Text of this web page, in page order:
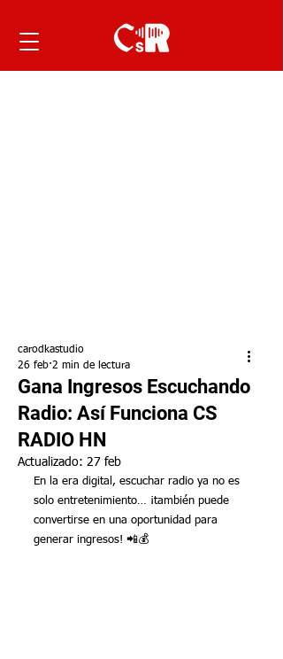
Gana Ingresos Escuchando
Radio: Así Funciona CS
RADIO HN
carodkastudio
26 feb 2 min de lectura
Actualizado: 27 feb
En la era digital, escuchar radio ya no es
solo entretenimiento… ¡también puede
convertirse en una oportunidad para
generar ingresos! 📲💰